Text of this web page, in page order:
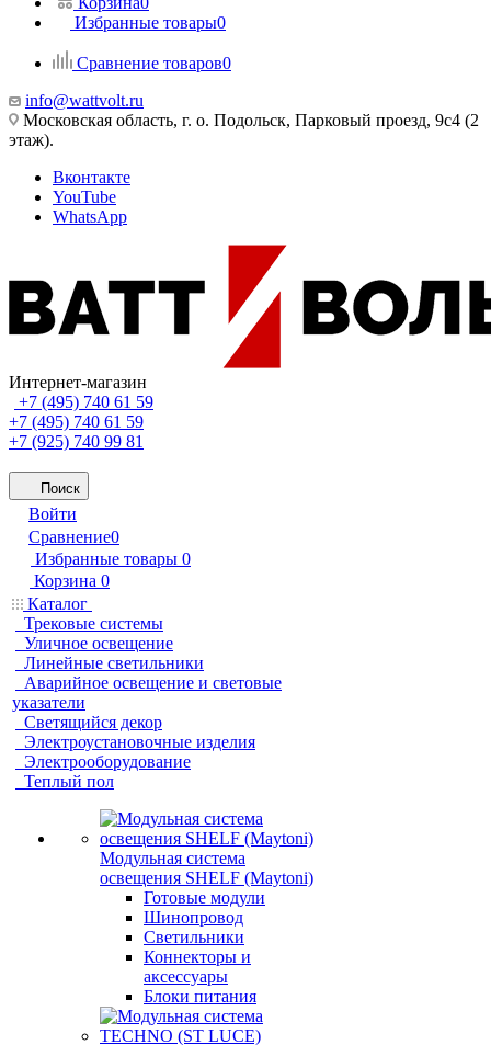
Избранные товары0
Сравнение товаров0
info@wattvolt.ru
Московская область, г. о. Подольск, Парковый проезд, 9с4 (2
этаж).
Вконтакте
YouTube
WhatsApp
Интернет-магазин
+7 (495) 740 61 59
+7 (495) 740 61 59
+7 (925) 740 99 81
Поиск
Войти
Сравнение0
Избранные товары 0
Корзина 0
Каталог
Трековые системы
Уличное освещение
Линейные светильники
Аварийное освещение и световые
указатели
Светящийся декор
Электроустановочные изделия
Электрооборудование
Теплый пол
Модульная система
освещения SHELF (Maytoni)
Готовые модули
Шинопровод
Светильники
Коннекторы и
аксессуары
Блоки питания